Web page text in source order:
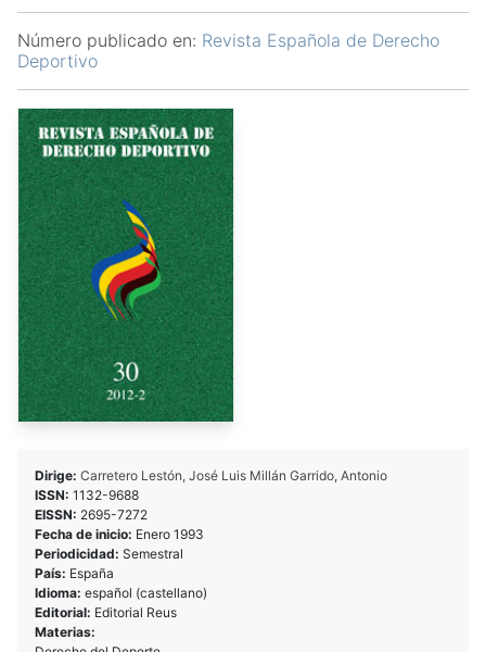
Número publicado en: Revista Española de Derecho
Deportivo
Dirige: Carretero Lestón, José Luis Millán Garrido, Antonio
ISSN: 1132-9688
EISSN: 2695-7272
Fecha de inicio: Enero 1993
Periodicidad: Semestral
País: España
Idioma: español (castellano)
Editorial: Editorial Reus
Materias: